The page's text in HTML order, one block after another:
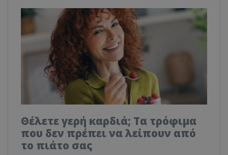
Θέλετε γερή καρδιά; Τα τρόφιμα
που δεν πρέπει να λείπουν από
το πιάτο σας